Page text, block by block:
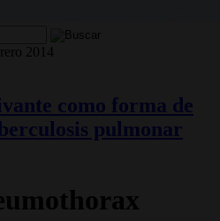
2014
como forma de
pulmonar